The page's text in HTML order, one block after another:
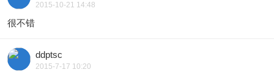
2015-10-21 14:48
很不错
ddptsc
2015-7-17 10:20